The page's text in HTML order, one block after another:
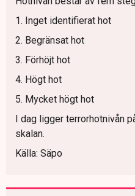
1. Inget identifierat hot
2. Begränsat hot
3. Förhöjt hot
4. Högt hot
5. Mycket högt hot
I dag ligger terrorhotnivån
skalan.
Källa: Säpo